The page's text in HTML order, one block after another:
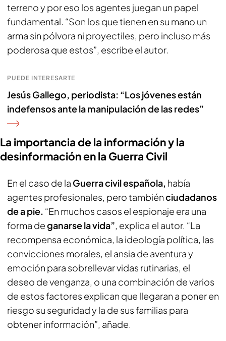
terreno y por eso los agentes juegan un papel
fundamental. “Son los que tienen en su mano un
arma sin pólvora ni proyectiles, pero incluso más
poderosa que estos”, escribe el autor.
PUEDE INTERESARTE
Jesús Gallego, periodista: “Los jóvenes están
indefensos ante la manipulación de las redes”
La importancia de la información y la
desinformación en la Guerra Civil
En el caso de la Guerra civil española, había
agentes profesionales, pero tambiénciudadanos
de a pie. “En muchos casos el espionaje era una
forma deganarse la vida”, explica el autor. “La
recompensa económica, la ideología política, las
convicciones morales, el ansia de aventura y
emoción para sobrellevar vidas rutinarias, el
deseo de venganza, o una combinación de varios
de estos factores explican que llegaran a poner en
riesgo su seguridad y la de sus familias para
obtener información”, añade.